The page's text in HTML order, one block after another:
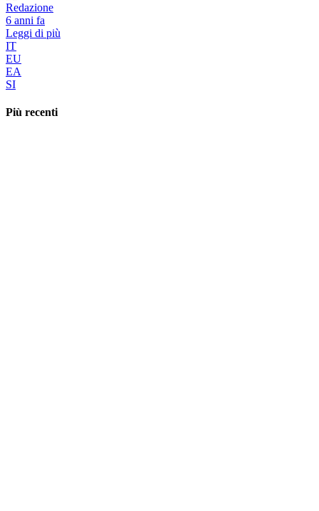
Redazione
6 anni fa
Leggi di più
IT
EU
EA
SI
Più recenti